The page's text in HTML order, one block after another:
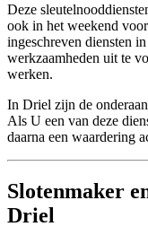
Deze
ook in het weekend
ingeschreven diensten
werkzaamheden uit te
werken.
In Driel zijn de
Als U een van deze
daarna een waardering
Slotenmaker
Driel